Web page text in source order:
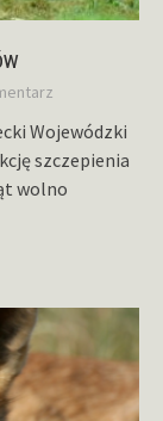
Wojewódzki
szczepienia
wolno